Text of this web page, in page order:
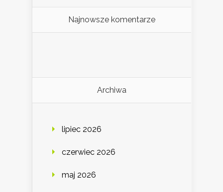
Najnowsze komentarze
Archiwa
lipiec 2026
czerwiec 2026
maj 2026